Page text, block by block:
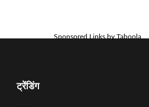
Sponsored Links by Taboola
ट्रेंडिंग